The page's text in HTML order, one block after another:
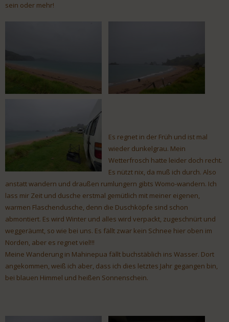
sein oder mehr!
Es regnet in der Früh und ist mal
wieder dunkelgrau. Mein
Wetterfrosch hatte leider doch recht.
Es nützt nix, da muß ich durch. Also
anstatt wandern und draußen rumlungern gibts Womo-wandern. Ich
lass mir Zeit und dusche erstmal gemütlich mit meiner eigenen,
warmen Flaschendusche, denn die Duschköpfe sind schon
abmontiert. Es wird Winter und alles wird verpackt, zugeschnürt und
weggeräumt, so wie bei uns. Es fällt zwar kein Schnee hier oben im
Norden, aber es regnet viel!!!
Meine Wanderung in Mahinepua fällt buchstäblich ins Wasser. Dort
angekommen, weiß ich aber, dass ich dies letztes Jahr gegangen bin,
bei blauen Himmel und heißen Sonnenschein.